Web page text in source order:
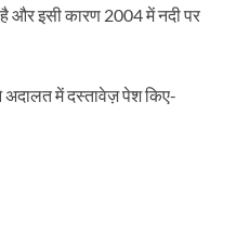
और इसी कारण 2004 में नदी पर
अदालत में दस्तावेज़ पेश किए-